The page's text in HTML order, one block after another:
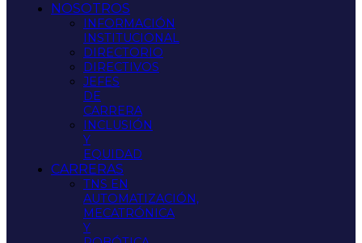
NOSOTROS
INFORMACIÓN
INSTITUCIONAL
DIRECTORIO
DIRECTIVOS
JEFES
DE
CARRERA
INCLUSIÓN
Y
EQUIDAD
CARRERAS
TNS EN
AUTOMATIZACIÓN,
MECATRÓNICA
Y